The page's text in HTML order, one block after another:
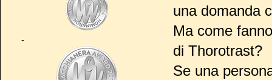
una domanda
Ma come
di Thorotrast?
Se una
-